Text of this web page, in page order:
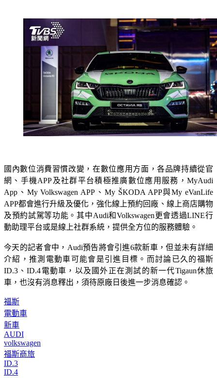
國內數位消費習慣改變，在數位應用方面，各品牌持續從官
網、手機APP及社群平台積極推廣數位應用服務，MyAudi
App、My Volkswagen APP、My ŠKODA APP與My eVanLife
APP都會進行升級及優化，強化線上預約回廠、線上商店購物
及預約試駕等功能。其中Audi和Volkswagen更會透過LINE行
今天的記者會中，Audi預告將會引進6款新車，但並未有詳細
介紹，推測電動車可能會是引進目標。而討論已久的福斯
ID.3、ID.4電動車，以及國外正在測試的新一代Tigaun休旅
福斯
電動車
新車
AUDI
volkswagen
福斯商旅
ID.3